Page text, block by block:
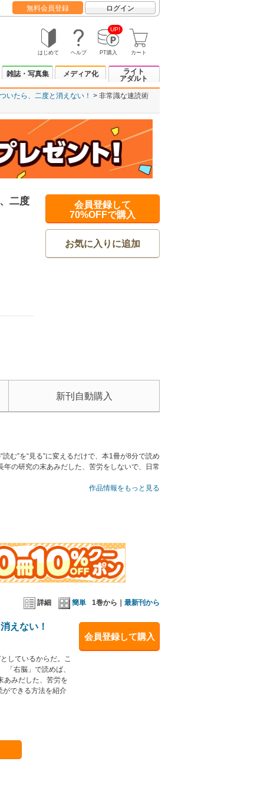
無料会員登録 ログイン
はじめて ヘルプ
UP!
PT購入 カート
雑誌・写真集 メディア化
ライト
アダルト
いたら、二度と消えない！ 非常識な速読術
二度
会員登録して
70%OFFで購入
お気に入りに追加
新刊自動購入
む”を“見る”に変えるだけで、本1冊が8分で読め
の研究の末あみだした、苦労をしないで、日常
作品情報をもっと見る
詳細 簡単 1巻から｜ 最新刊から
会員登録して購入
えない！
しているからだ。こ
「右脳」で読めば、
みだした、苦労を
ができる方法を紹介